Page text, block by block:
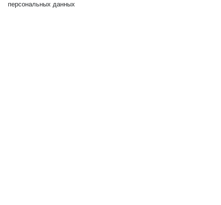
персональных данных